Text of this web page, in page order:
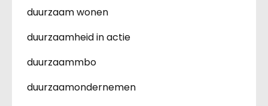
duurzaam wonen
duurzaamheid in actie
duurzaammbo
duurzaamondernemen